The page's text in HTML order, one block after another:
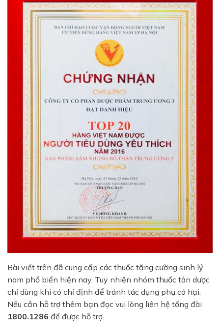
Bài viết trên đã cung cấp các thuốc tăng cường sinh lý
nam phổ biến hiện nay. Tuy nhiên nhóm thuốc tân dược
chỉ dùng khi có chỉ định để tránh tác dụng phụ có hại.
Nếu cần hỗ trợ thêm bạn đọc vui lòng liên hệ tổng đài
1800.1286 để được hỗ trợ.